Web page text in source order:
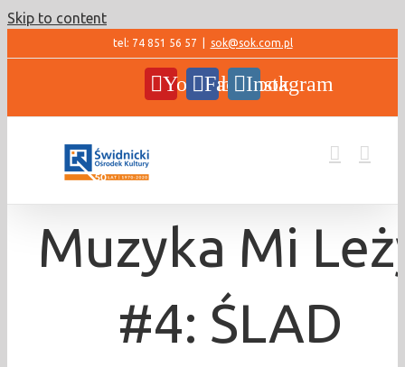
Skip to content
tel: 74 851 56 57 sok@sok.com.pl
YouTubeFacebookInstagram
Muzyka Mi
#4: ŚLAD